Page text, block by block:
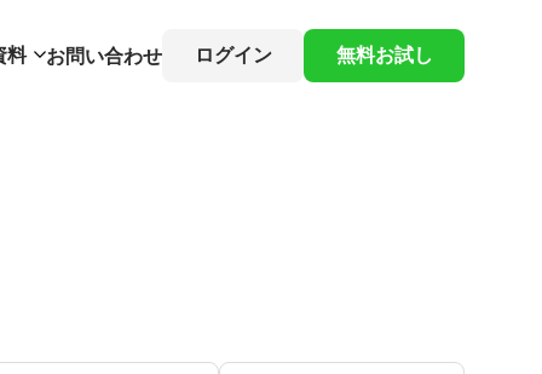
料 お問い合わせ ログイン 無料お試し